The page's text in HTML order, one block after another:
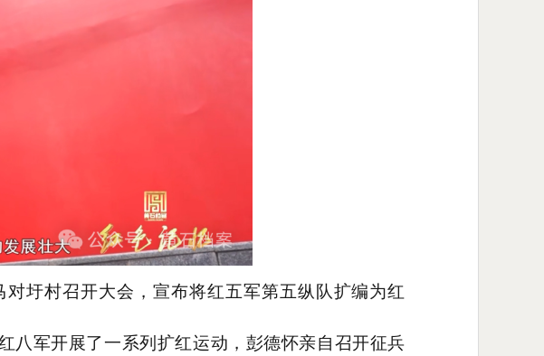
圩村召开大会，宣布将红五军第五纵队扩编为红
八军开展了一系列扩红运动，彭德怀亲自召开征兵